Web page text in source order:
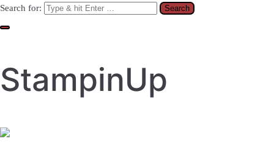
Search for:
StampinUp